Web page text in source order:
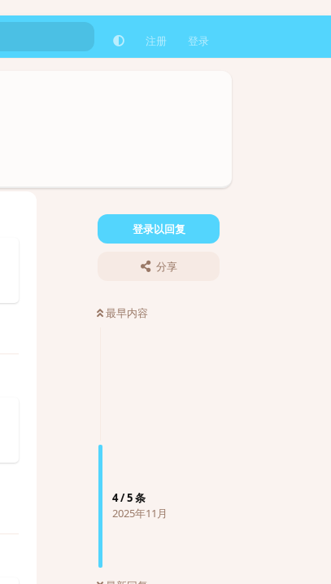
注册 登录
登录以回复
分享
最早内容
4/5条
2025年11月